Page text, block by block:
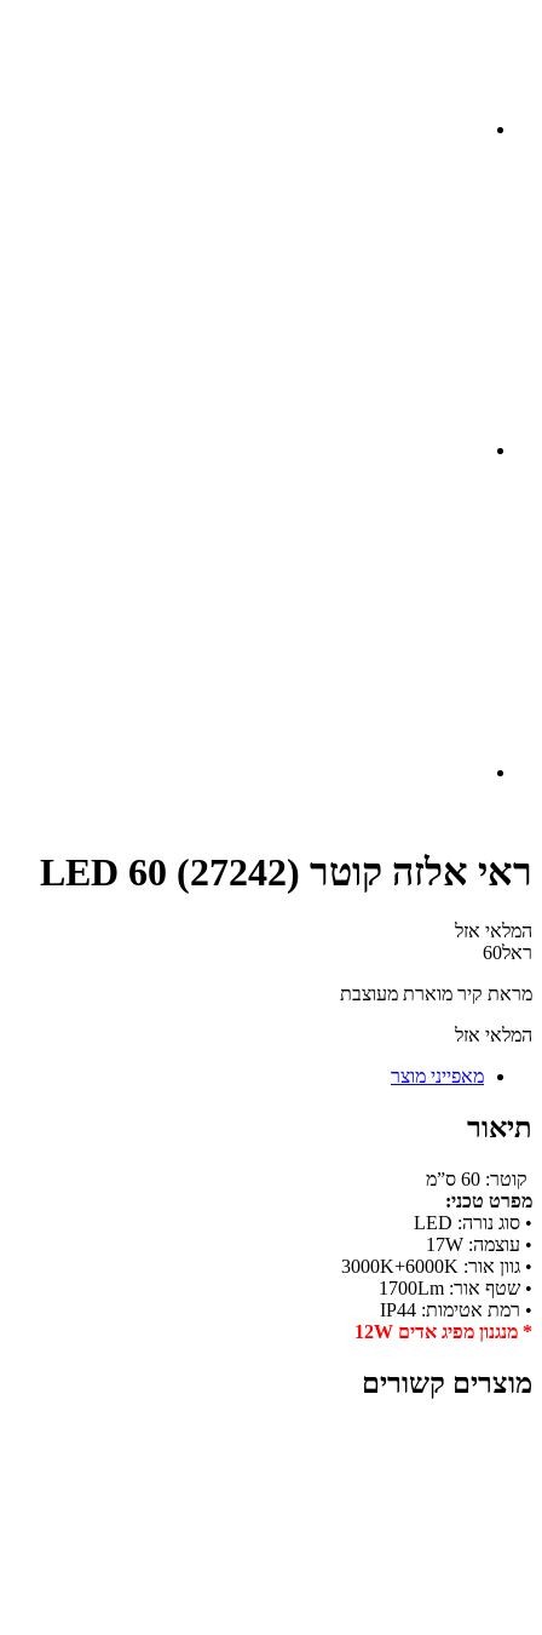
ראי אלזה קוטר LED 60 (27242)
המלאי אזל
ראל60
מראת קיר מוארת מעוצבת
המלאי אזל
מאפייני מוצר
תיאור
קוטר: 60 ס”מ
מפרט טכני:
• סוג נורה: LED
• עוצמה: 17W
• גוון אור: 3000K+6000K
• שטף אור: 1700Lm
• רמת אטימות: IP44
* מנגנון מפיג אדים 12W
מוצרים קשורים